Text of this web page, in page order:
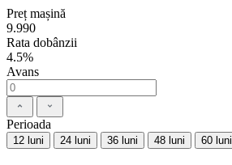
Preț mașină
9.990
Rata dobânzii
4.5%
Avans
Perioada
12 luni 24 luni 36 luni 48 luni 60 luni